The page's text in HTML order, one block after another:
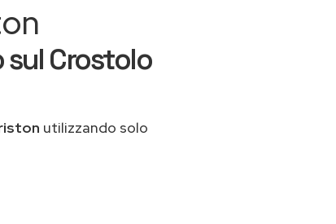
sul Crostolo
utilizzando solo